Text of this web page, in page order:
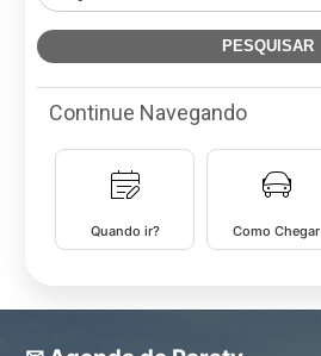
Continue Navegando
Quando ir? Como Chegar